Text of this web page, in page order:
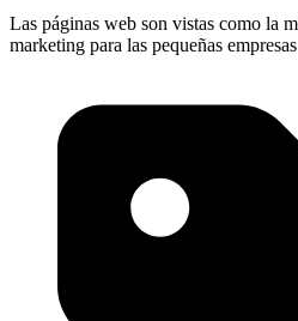
Las páginas web son vistas como la
marketing para las pequeñas empresas